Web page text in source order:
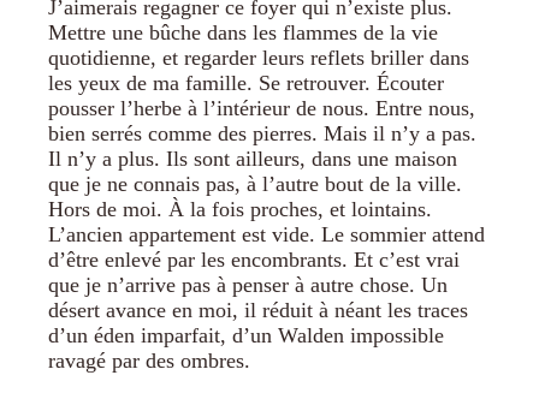
J’aimerais regagner ce foyer qui n’existe plus.
Mettre une bûche dans les flammes de la vie
quotidienne, et regarder leurs reflets briller dans
les yeux de ma famille. Se retrouver. Écouter
pousser l’herbe à l’intérieur de nous. Entre nous,
bien serrés comme des pierres. Mais il n’y a pas.
Il n’y a plus. Ils sont ailleurs, dans une maison
que je ne connais pas, à l’autre bout de la ville.
Hors de moi. À la fois proches, et lointains.
L’ancien appartement est vide. Le sommier attend
d’être enlevé par les encombrants. Et c’est vrai
que je n’arrive pas à penser à autre chose. Un
désert avance en moi, il réduit à néant les traces
d’un éden imparfait, d’un Walden impossible
ravagé par des ombres.